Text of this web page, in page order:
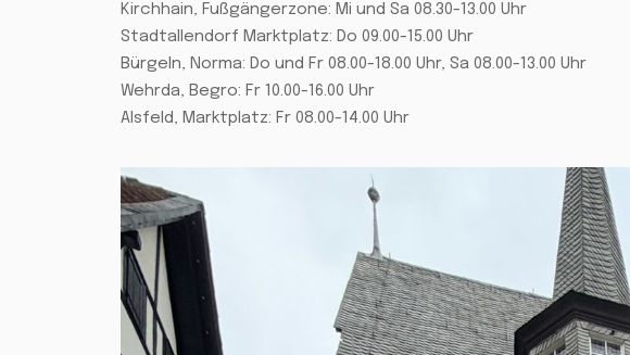
Kirchhain, Fußgängerzone: Mi und Sa 08.30-13.00 Uhr
Stadtallendorf Marktplatz: Do 09.00-15.00 Uhr
Bürgeln, Norma: Do und Fr 08.00-18.00 Uhr, Sa 08.00-13.00 Uhr
Wehrda, Begro: Fr 10.00-16.00 Uhr
Alsfeld, Marktplatz: Fr 08.00-14.00 Uhr